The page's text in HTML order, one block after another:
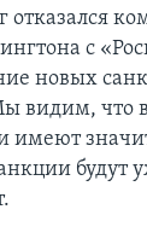
отказался
с
новых
видим, что
имеют
будут